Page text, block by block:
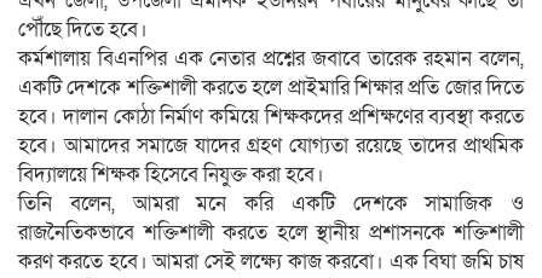
পৌঁছে দিতে হবে।
কর্মশালায় বিএনপির এক নেতার প্রশ্নের জবাবে তারেক রহমান বলেন,
একটি দেশকে শক্তিশালী করতে হলে প্রাইমারি শিক্ষার প্রতি জোর দিতে
হবে। দালান কোঠা নির্মাণ কমিয়ে শিক্ষকদের প্রশিক্ষণের ব্যবস্থা করতে
হবে। আমাদের সমাজে যাদের গ্রহণ যোগ্যতা রয়েছে তাদের প্রাথমিক
বিদ্যালয়ে শিক্ষক হিসেবে নিযুক্ত করা হবে।
তিনি বলেন, আমরা মনে করি একটি দেশকে সামাজিক ও
রাজনৈতিকভাবে শক্তিশালী করতে হলে স্থানীয় প্রশাসনকে শক্তিশালী
করণ করতে হবে। আমরা সেই লক্ষ্যে কাজ করবো। এক বিঘা জমি চাষ